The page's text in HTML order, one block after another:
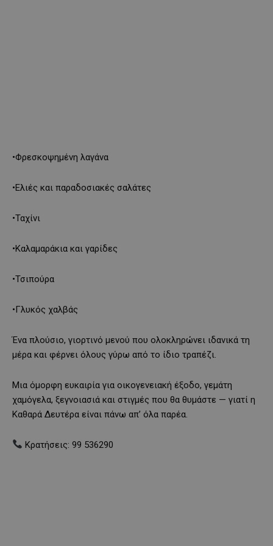
•Φρεσκοψημένη λαγάνα
•Ελιές και παραδοσιακές σαλάτες
•Ταχίνι
•Καλαμαράκια και γαρίδες
•Τσιπούρα
•Γλυκός χαλβάς
Ένα πλούσιο, γιορτινό μενού που ολοκληρώνει ιδανικά τη
μέρα και φέρνει όλους γύρω από το ίδιο τραπέζι.
Μια όμορφη ευκαιρία για οικογενειακή έξοδο, γεμάτη
χαμόγελα, ξεγνοιασιά και στιγμές που θα θυμάστε — γιατί η
Καθαρά Δευτέρα είναι πάνω απ’ όλα παρέα.
Κρατήσεις: 99 536290